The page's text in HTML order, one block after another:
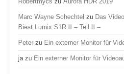
Marc Wayne Schechtel zu Das
Biest Lumix S1R II – Teil II –
Peter zu Ein externer Monitor für
jazu Ein externer Monitor für